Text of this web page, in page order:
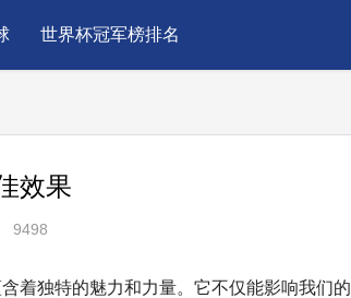
世界杯冠军榜排名
效果
9498
着独特的魅力和力量。它不仅能影响我们